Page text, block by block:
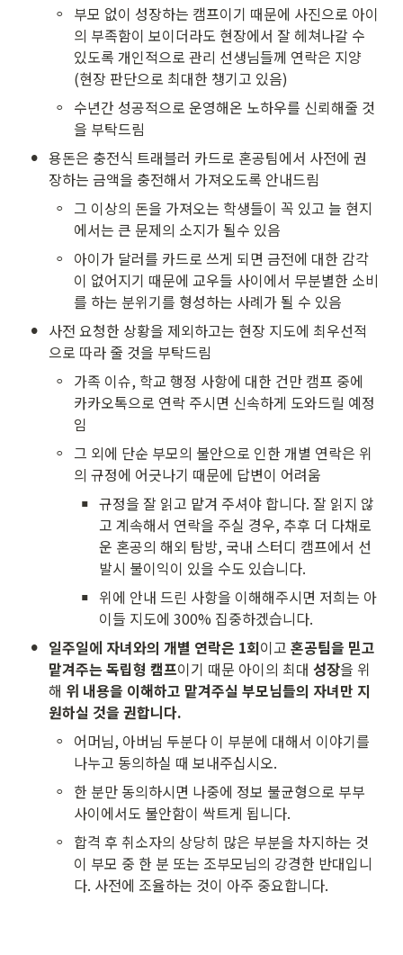
◦ 부모 없이 성장하는 캠프이기 때문에 사진으로 아이
의 부족함이 보이더라도 현장에서 잘 헤쳐나갈 수
있도록 개인적으로 관리 선생님들께 연락은 지양
(현장 판단으로 최대한 챙기고 있음)
◦ 수년간 성공적으로 운영해온 노하우를 신뢰해줄 것
을 부탁드림
• 용돈은 충전식 트래블러 카드로 혼공팀에서 사전에 권
장하는 금액을 충전해서 가져오도록 안내드림
◦ 그 이상의 돈을 가져오는 학생들이 꼭 있고 늘 현지
에서는 큰 문제의 소지가 될수 있음
◦ 아이가 달러를 카드로 쓰게 되면 금전에 대한 감각
이 없어지기 때문에 교우들 사이에서 무분별한 소비
를 하는 분위기를 형성하는 사례가 될 수 있음
• 사전 요청한 상황을 제외하고는 현장 지도에 최우선적
으로 따라 줄 것을 부탁드림
◦ 가족 이슈, 학교 행정 사항에 대한 건만 캠프 중에
카카오톡으로 연락 주시면 신속하게 도와드릴 예정
임
◦ 그 외에 단순 부모의 불안으로 인한 개별 연락은 위
의 규정에 어긋나기 때문에 답변이 어려움
▪ 규정을 잘 읽고 맡겨 주셔야 합니다. 잘 읽지 않
고 계속해서 연락을 주실 경우, 추후 더 다채로
운 혼공의 해외 탐방, 국내 스터디 캠프에서 선
발시 불이익이 있을 수도 있습니다.
▪ 위에 안내 드린 사항을 이해해주시면 저희는 아
이들 지도에 300% 집중하겠습니다.
• 일주일에 자녀와의 개별 연락은 1회이고 혼공팀을 믿고
맡겨주는 독립형 캠프이기 때문 아이의 최대 성장을 위
해 위 내용을 이해하고 맡겨주실 부모님들의 자녀만 지
원하실 것을 권합니다.
◦ 어머님, 아버님 두분다 이 부분에 대해서 이야기를
나누고 동의하실 때 보내주십시오.
◦ 한 분만 동의하시면 나중에 정보 불균형으로 부부
사이에서도 불안함이 싹트게 됩니다.
◦ 합격 후 취소자의 상당히 많은 부분을 차지하는 것
이 부모 중 한 분 또는 조부모님의 강경한 반대입니
다. 사전에 조율하는 것이 아주 중요합니다.